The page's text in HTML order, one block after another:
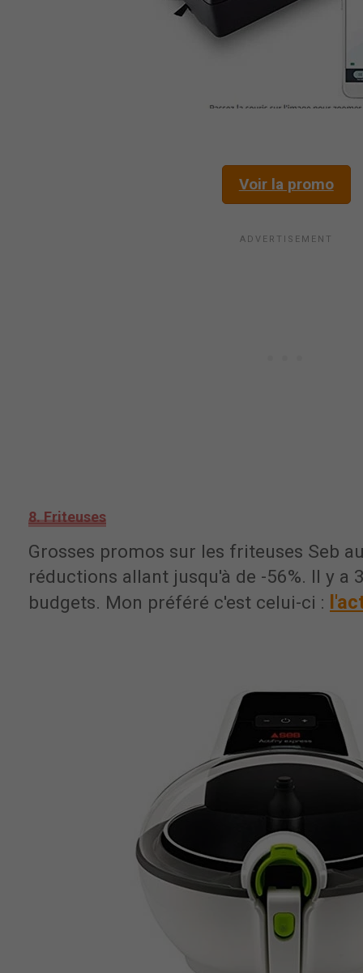
Voir la promo
8. Friteuses
Grosses promos sur les friteuses Seb
réductions allant jusqu'à de -56%. Il y a
budgets. Mon préféré c'est celui-ci :